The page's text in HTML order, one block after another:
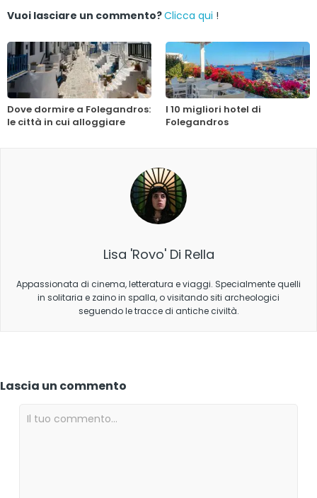
Vuoi lasciare un commento?Clicca qui !
Dove dormire a Folegandros:
le città in cui alloggiare
I 10 migliori hotel di
Folegandros
Lisa 'Rovo' Di Rella
Appassionata di cinema, letteratura e viaggi. Specialmente quelli
in solitaria e zaino in spalla, o visitando siti archeologici
seguendo le tracce di antiche civiltà.
Lascia un commento